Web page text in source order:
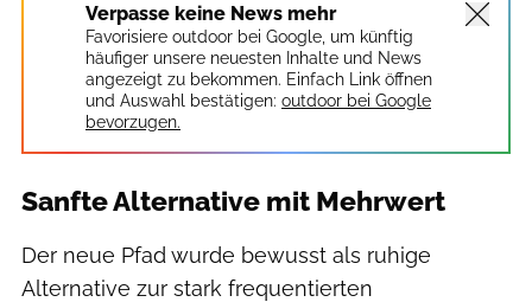
Verpasse keine News mehr
Favorisiere outdoor bei Google, um künftig
häufiger unsere neuesten Inhalte und News
angezeigt zu bekommen. Einfach Link öffnen
und Auswahl bestätigen: outdoor bei Google
bevorzugen.
Sanfte Alternative mit Mehrwert
Der neue Pfad wurde bewusst als ruhige
Alternative zur stark frequentierten